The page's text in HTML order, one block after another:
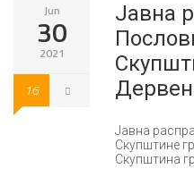
Jun
30
2021
16
Јавна
Јавна
Скупштина